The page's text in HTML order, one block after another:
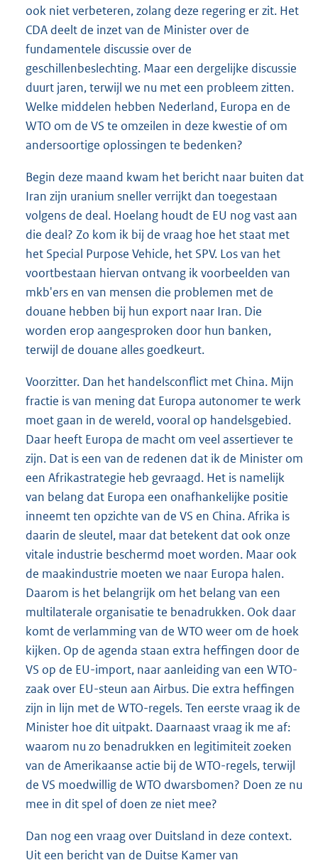
ook niet verbeteren, zolang deze regering er zit. Het
CDA deelt de inzet van de Minister over de
fundamentele discussie over de
geschillenbeslechting. Maar een dergelijke discussie
duurt jaren, terwijl we nu met een probleem zitten.
Welke middelen hebben Nederland, Europa en de
WTO om de VS te omzeilen in deze kwestie of om
andersoortige oplossingen te bedenken?
Begin deze maand kwam het bericht naar buiten dat
Iran zijn uranium sneller verrijkt dan toegestaan
volgens de deal. Hoelang houdt de EU nog vast aan
die deal? Zo kom ik bij de vraag hoe het staat met
het Special Purpose Vehicle, het SPV. Los van het
voortbestaan hiervan ontvang ik voorbeelden van
mkb'ers en van mensen die problemen met de
douane hebben bij hun export naar Iran. Die
worden erop aangesproken door hun banken,
terwijl de douane alles goedkeurt.
Voorzitter. Dan het handelsconflict met China. Mijn
fractie is van mening dat Europa autonomer te werk
moet gaan in de wereld, vooral op handelsgebied.
Daar heeft Europa de macht om veel assertiever te
zijn. Dat is een van de redenen dat ik de Minister om
een Afrikastrategie heb gevraagd. Het is namelijk
van belang dat Europa een onafhankelijke positie
inneemt ten opzichte van de VS en China. Afrika is
daarin de sleutel, maar dat betekent dat ook onze
vitale industrie beschermd moet worden. Maar ook
de maakindustrie moeten we naar Europa halen.
Daarom is het belangrijk om het belang van een
multilaterale organisatie te benadrukken. Ook daar
komt de verlamming van de WTO weer om de hoek
kijken. Op de agenda staan extra heffingen door de
VS op de EU-import, naar aanleiding van een WTO-
zaak over EU-steun aan Airbus. Die extra heffingen
zijn in lijn met de WTO-regels. Ten eerste vraag ik de
Minister hoe dit uitpakt. Daarnaast vraag ik me af:
waarom nu zo benadrukken en legitimiteit zoeken
van de Amerikaanse actie bij de WTO-regels, terwijl
de VS moedwillig de WTO dwarsbomen? Doen ze nu
mee in dit spel of doen ze niet mee?
Dan nog een vraag over Duitsland in deze context.
Uit een bericht van de Duitse Kamer van